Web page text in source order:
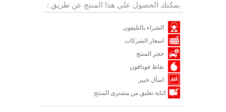
يمكنك الحصول علي هذا المنتج عن طريق :
الشراء بالتليفون
اسعار الشركات
حجز المنتج
نقاط فودافون
اسأل خبير
كتابة تعليق من مشترى المنتج